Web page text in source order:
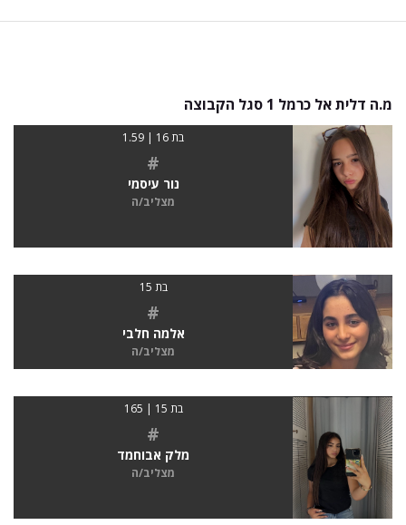
מ.ה דלית אל כרמל 1 סגל הקבוצה
בת 16 | 1.59
#
נור עיסמי
מצליב/ה
בת 15
#
אלמה חלבי
מצליב/ה
בת 15 | 165
#
מלק אבוחמד
מצליב/ה